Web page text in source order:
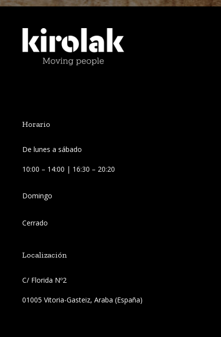
Horario
De lunes a sábado
10:00 – 14:00 | 16:30 – 20:20
Domingo
Cerrado
Localización
C/ Florida Nº2
01005 Vitoria-Gasteiz, Araba (España)